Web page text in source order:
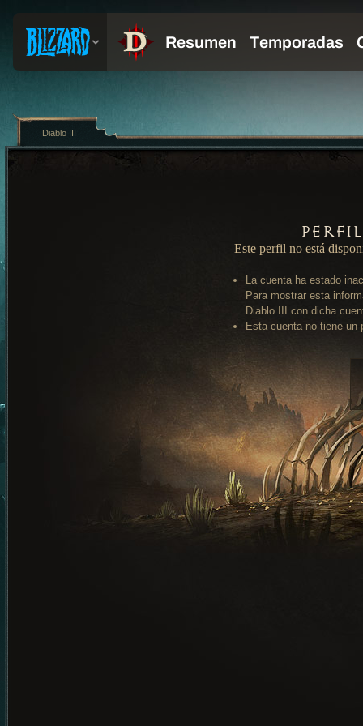
Este perfil no está
La cuenta ha estado
Para mostrar esta
Diablo III con dicha
Esta cuenta no tiene un
Diablo III